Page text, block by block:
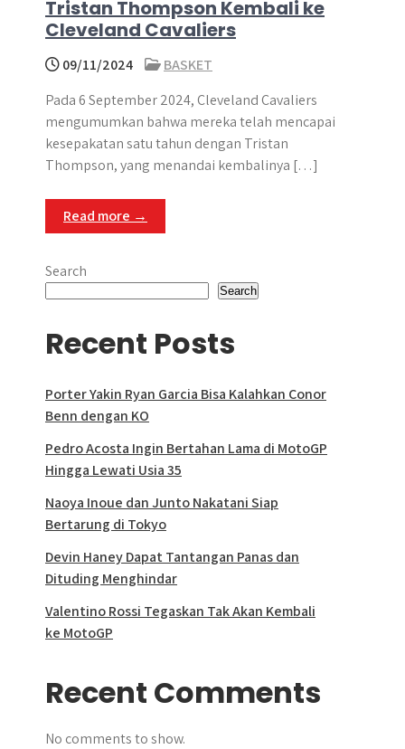
Tristan Thompson Kembali ke
Cleveland Cavaliers
09/11/2024
BASKET
Pada 6 September 2024, Cleveland Cavaliers
mengumumkan bahwa mereka telah mencapai
kesepakatan satu tahun dengan Tristan
Thompson, yang menandai kembalinya […]
Read more →
Search
Search
Recent Posts
Porter Yakin Ryan Garcia Bisa Kalahkan Conor
Benn dengan KO
Pedro Acosta Ingin Bertahan Lama di MotoGP
Hingga Lewati Usia 35
Naoya Inoue dan Junto Nakatani Siap
Bertarung di Tokyo
Devin Haney Dapat Tantangan Panas dan
Dituding Menghindar
Valentino Rossi Tegaskan Tak Akan Kembali
ke MotoGP
Recent Comments
No comments to show.